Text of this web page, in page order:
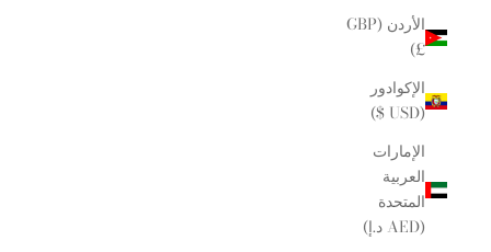
الأردن (GBP
£)
الإكوادور
(USD $)
الإمارات
العربية
المتحدة
(AED د.إ)